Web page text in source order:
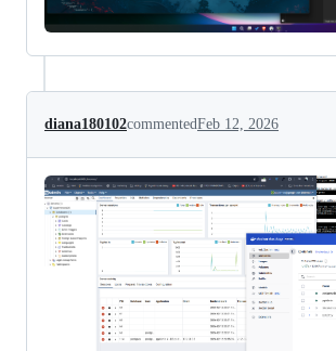
diana180102commentedFeb 12, 2026